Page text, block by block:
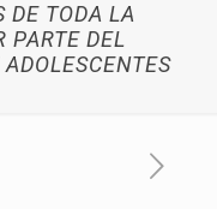
DE TODA LA
PARTE DEL